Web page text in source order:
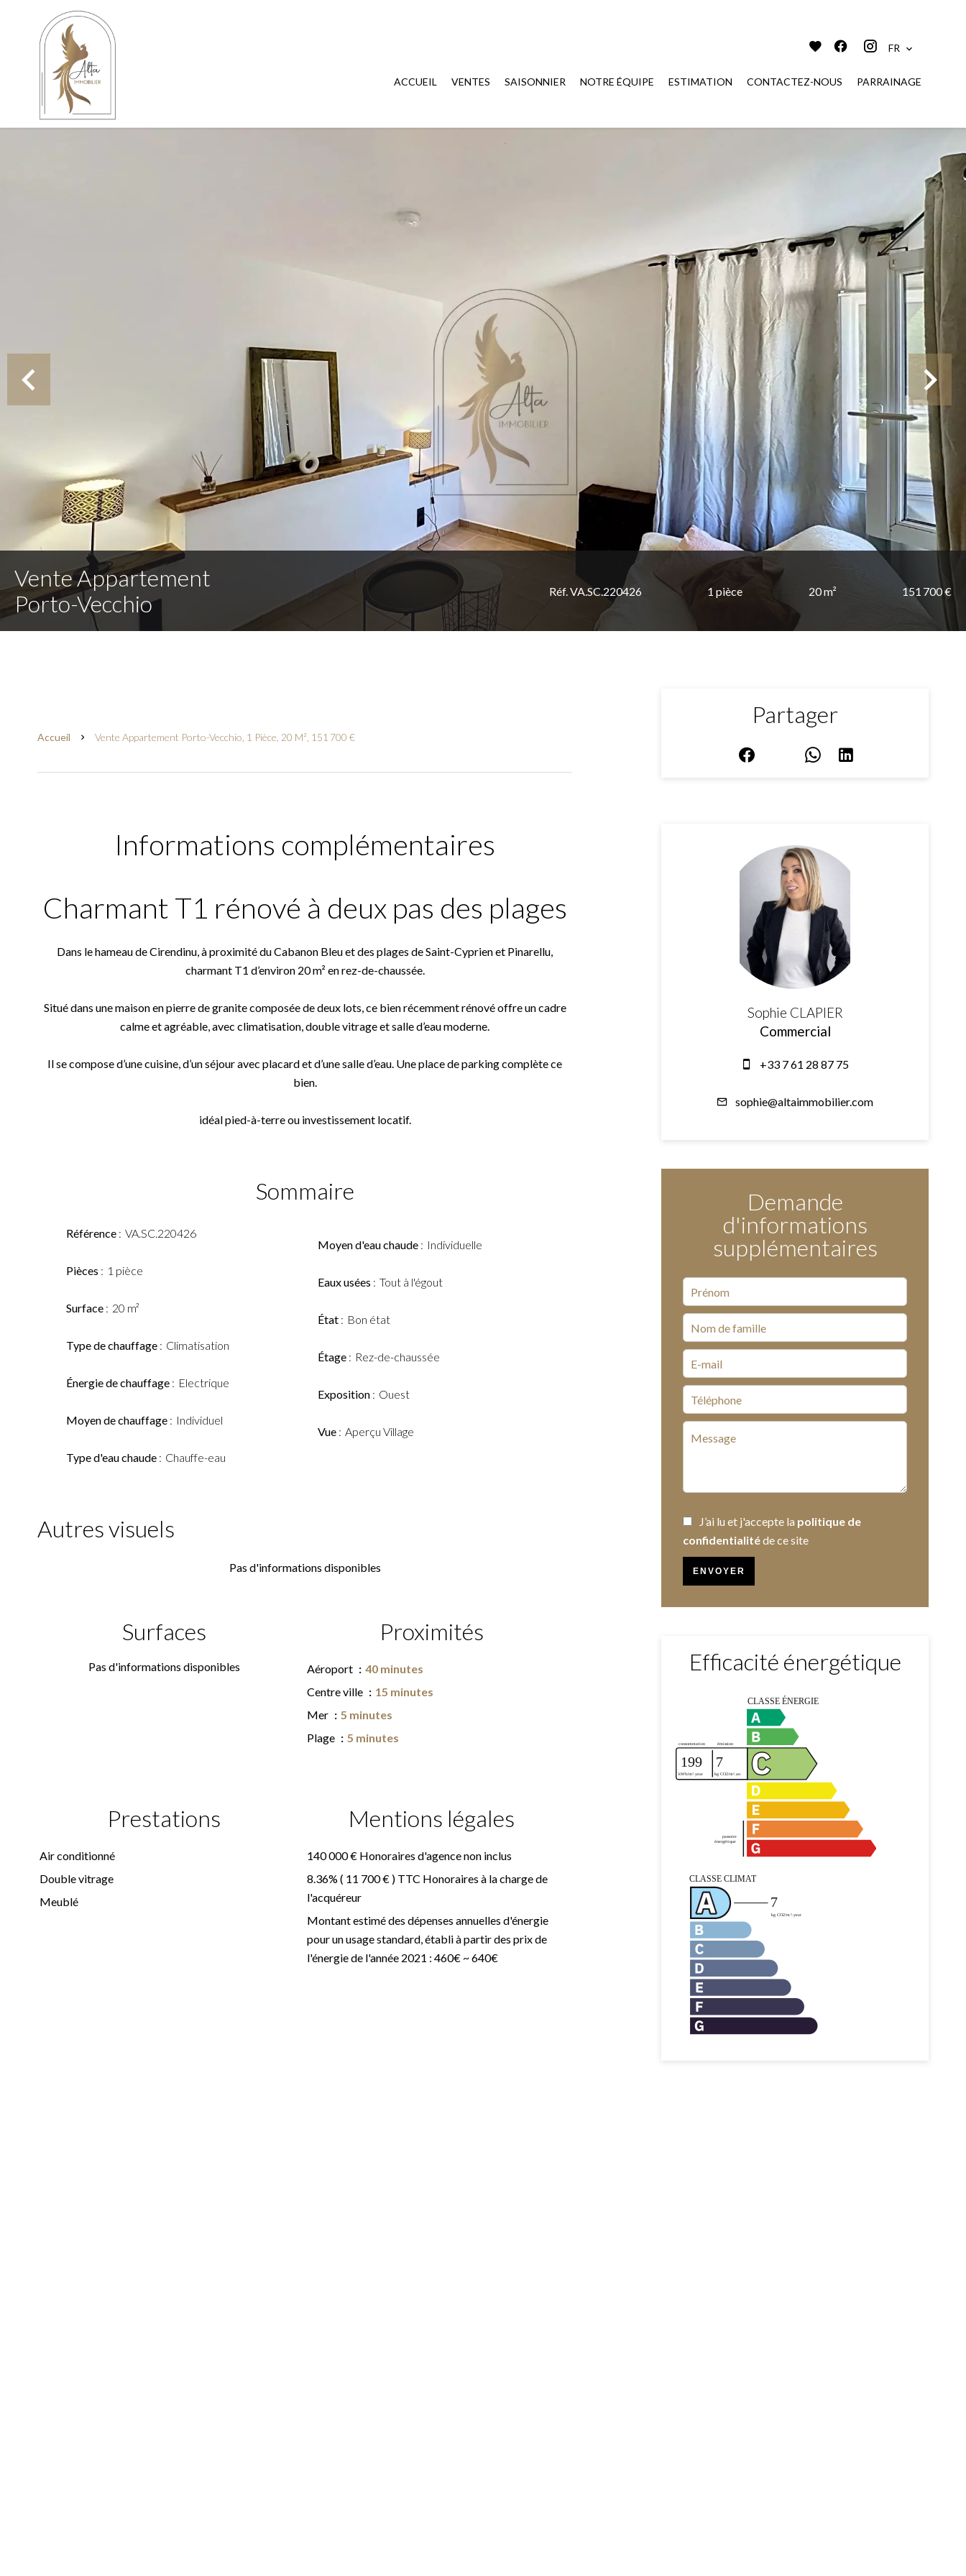
FR
ACCUEIL VENTES SAISONNIER NOTRE ÉQUIPE ESTIMATION CONTACTEZ-NOUS PARRAINAGE
Vente Appartement
Porto-Vecchio
Réf. VA.SC.220426 1 pièce 20 m² 151 700 €
Accueil Vente Appartement Porto-Vecchio, 1 Pièce, 20 M², 151 700 €
Informations complémentaires
Charmant T1 rénové à deux pas des plages
Dans le hameau de Cirendinu, à proximité du Cabanon Bleu et des plages de Saint-Cyprien et Pinarellu,
charmant T1 d’environ 20 m² en rez-de-chaussée.
Situé dans une maison en pierre de granite composée de deux lots, ce bien récemment rénové offre un cadre
calme et agréable, avec climatisation, double vitrage et salle d’eau moderne.
Il se compose d’une cuisine, d’un séjour avec placard et d’une salle d’eau. Une place de parking complète ce
bien.
idéal pied-à-terre ou investissement locatif.
Sommaire
Référence VA.SC.220426
Pièces 1 pièce
Surface 20 m²
Type de chauffage Climatisation
Énergie de chauffage Electrique
Moyen de chauffage Individuel
Type d'eau chaude Chauffe-eau
Moyen d'eau chaude Individuelle
Eaux usées Tout à l'égout
État Bon état
Étage Rez-de-chaussée
Exposition Ouest
Vue Aperçu Village
Autres visuels
Pas d'informations disponibles
Surfaces
Pas d'informations disponibles
Proximités
Aéroport
40 minutes
Centre ville
15 minutes
Mer
5 minutes
Plage
5 minutes
Prestations
Air conditionné
Double vitrage
Meublé
Mentions légales
140 000 € Honoraires d'agence non inclus
8.36% ( 11 700 € ) TTC Honoraires à la charge de
l'acquéreur
Montant estimé des dépenses annuelles d'énergie
pour un usage standard, établi à partir des prix de
l'énergie de l'année 2021 : 460€ ~ 640€
Partager
Sophie CLAPIER
Commercial
+33 7 61 28 87 75
sophie@altaimmobilier.com
Demande
d'informations
supplémentaires
J’ai lu et j'accepte la politique de
confidentialitéde ce site
ENVOYER
Efficacité énergétique